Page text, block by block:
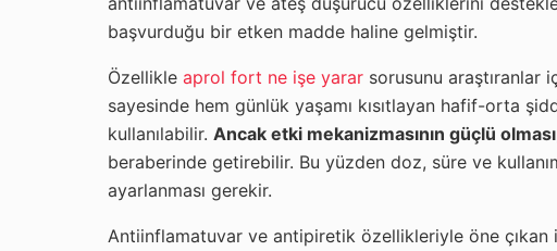
başvurduğu bir etken madde haline gelmiştir.
Özellikle aprol fort ne işe yarar sorusunu araştıranlar
sayesinde hem günlük yaşamı kısıtlayan hafif-orta
kullanılabilir. Ancak etki mekanizmasının güçlü olması
beraberinde getirebilir. Bu yüzden doz, süre ve
ayarlanması gerekir.
Antiinflamatuvar ve antipiretik özellikleriyle öne çıkan